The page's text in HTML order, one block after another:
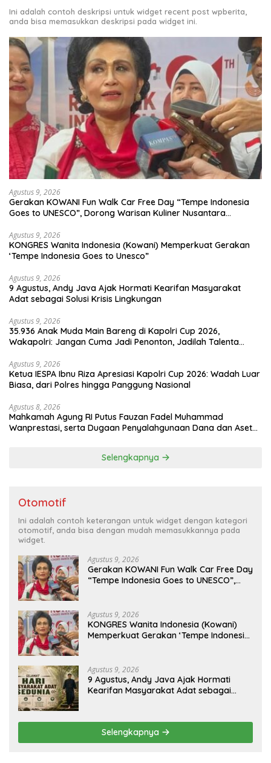
Ini adalah contoh deskripsi untuk widget recent post wpberita,
anda bisa memasukkan deskripsi pada widget ini.
Agustus 9, 2026
Gerakan KOWANI Fun Walk Car Free Day “Tempe Indonesia
Goes to UNESCO”, Dorong Warisan Kuliner Nusantara
Agustus 9, 2026
KONGRES Wanita Indonesia (Kowani) Memperkuat Gerakan
‘Tempe Indonesia Goes to Unesco”
Agustus 9, 2026
9 Agustus, Andy Java Ajak Hormati Kearifan Masyarakat
Adat sebagai Solusi Krisis Lingkungan
Agustus 9, 2026
35.936 Anak Muda Main Bareng di Kapolri Cup 2026,
Wakapolri: Jangan Cuma Jadi Penonton, Jadilah Talenta
Agustus 9, 2026
Ketua IESPA Ibnu Riza Apresiasi Kapolri Cup 2026: Wadah Luar
Biasa, dari Polres hingga Panggung Nasional
Agustus 8, 2026
Mahkamah Agung RI Putus Fauzan Fadel Muhammad
Wanprestasi, serta Dugaan Penyalahgunaan Dana dan Aset
Selengkapnya
Otomotif
Ini adalah contoh keterangan untuk widget dengan kategori
otomotif, anda bisa dengan mudah memasukkannya pada
widget.
Agustus 9, 2026
Gerakan KOWANI Fun Walk Car Free Day
“Tempe Indonesia Goes to UNESCO”,
Agustus 9, 2026
KONGRES Wanita Indonesia (Kowani)
Memperkuat Gerakan ‘Tempe Indonesia
Agustus 9, 2026
9 Agustus, Andy Java Ajak Hormati
Kearifan Masyarakat Adat sebagai
Selengkapnya